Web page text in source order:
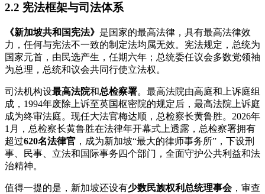
2.2 宪法框架与司法体系
《新加坡共和国宪法》 是国家的最高法律，具有最高法律效
力，任何与宪法不一致的制定法均属无效。宪法规定，总统为
国家元首，由民选产生，任期六年；总统委任议会多数党领袖
为总理，总统和议会共同行使立法权。
司法机构设最高法院和总检察署。最高法院由高庭和上诉庭组
成，1994年废除上诉至英国枢密院的规定后，最高法院上诉庭
成为终审法庭。现任大法官梅达顺，总检察长黄鲁胜。2026年
1月，总检察长黄鲁胜在法律年开幕式上透露，总检察署拥有
超过620名法律官 ，成为新加坡“最大的律师事务所”，下设刑
事、民事、立法和国际事务四个部门，全面守护公共利益和法
治精神。
值得一提的是，新加坡还设有少数民族权利总统理事会，审查